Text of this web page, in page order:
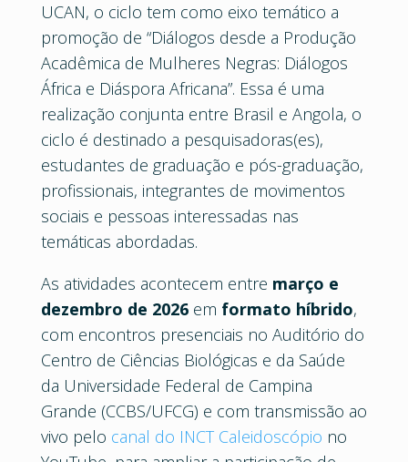
UCAN, o ciclo tem como eixo temático a
promoção de “Diálogos desde a Produção
Acadêmica de Mulheres Negras: Diálogos
África e Diáspora Africana”. Essa é uma
realização conjunta entre Brasil e Angola, o
ciclo é destinado a pesquisadoras(es),
estudantes de graduação e pós-graduação,
profissionais, integrantes de movimentos
sociais e pessoas interessadas nas
temáticas abordadas.
As atividades acontecem entre março e
dezembro de 2026em formato híbrido,
com encontros presenciais no Auditório do
Centro de Ciências Biológicas e da Saúde
da Universidade Federal de Campina
Grande (CCBS/UFCG) e com transmissão ao
vivo pelo canal do INCT Caleidoscópio no